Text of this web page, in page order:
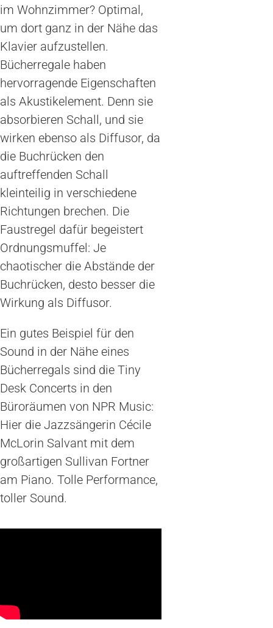
im Wohnzimmer? Optimal,
um dort ganz in der Nähe das
Klavier aufzustellen.
Bücherregale haben
hervorragende Eigenschaften
als Akustikelement. Denn sie
absorbieren Schall, und sie
wirken ebenso als Diffusor, da
die Buchrücken den
auftreffenden Schall
kleinteilig in verschiedene
Richtungen brechen. Die
Faustregel dafür begeistert
Ordnungsmuffel: Je
chaotischer die Abstände der
Buchrücken, desto besser die
Wirkung als Diffusor.
Ein gutes Beispiel für den
Sound in der Nähe eines
Bücherregals sind die Tiny
Desk Concerts in den
Büroräumen von NPR Music:
Hier die Jazzsängerin Cécile
McLorin Salvant mit dem
großartigen Sullivan Fortner
am Piano. Tolle Performance,
toller Sound.